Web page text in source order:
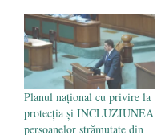
Planul național cu privire la
protecția și INCLUZIUNEA
persoanelor strămutate din